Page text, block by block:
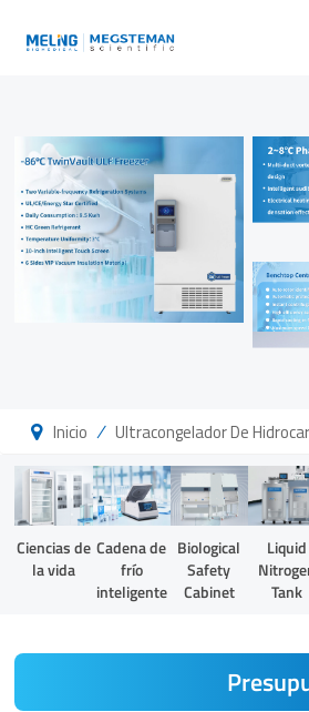
Inicio / Ultracongelador De
Ciencias de
la vida
Cadena de
frío
inteligente
Biological
Safety
Cabinet
Liquid
Tank